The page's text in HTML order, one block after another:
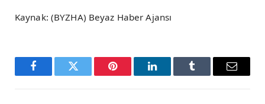
Kaynak: (BYZHA) Beyaz Haber Ajansı
FacebookTwitter Pinterest LinkedInTumblr Email